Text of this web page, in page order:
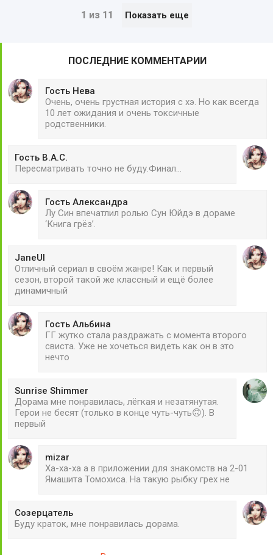
1 из 11 Показать еще
ПОСЛЕДНИЕ КОММЕНТАРИИ
Гость Нева
Очень, очень грустная история с хэ. Но как всегда
10 лет ожидания и очень токсичные
родственники.
Гость В.А.С.
Пересматривать точно не буду.Финал...
Гость Александра
Лу Син впечатлил ролью Сун Юйдэ в дораме
‘Книга грёз’.
JaneUl
Отличный сериал в своём жанре! Как и первый
сезон, второй такой же классный и ещё более
динамичный
Гость Альбина
ГГ жутко стала раздражать с момента второго
свиста. Уже не хочеться видеть как он в это
нечто
Sunrise Shimmer
Дорама мне понравилась, лёгкая и незатянутая.
Герои не бесят (только в конце чуть-чуть🙃). В
первый
mizar
Ха-ха-ха а в приложении для знакомств на 2-01
Ямашита Томохиса. На такую рыбку грех не
Созерцатель
Буду краток, мне понравилась дорама.